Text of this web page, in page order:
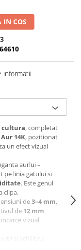
IN COS
informatii
cultura, completat
Aur 14K, pozitionat
un efect vizual
aurlui –
pe linia gatului si
. Este genul
clipa.
de3–4 mm,
de 12 mm
vizual.
un aspect